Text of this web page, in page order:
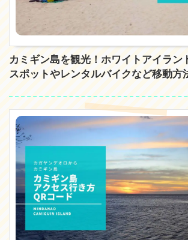
カミギン島を観光！ホワイトアイラン
スポットやレンタルバイクなど移動方